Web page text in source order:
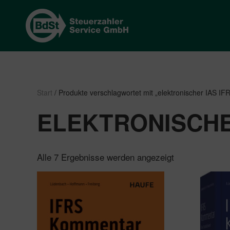
Start / Produkte verschlagwortet mit „elektronischer IAS
Alle 7 Ergebnisse werden angezeigt
sortiert